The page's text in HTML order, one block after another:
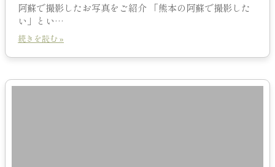
阿蘇で撮影したお写真をご紹介 「熊本の阿蘇で撮影した
い」とい…
続きを読む »